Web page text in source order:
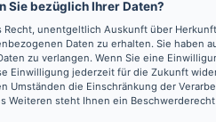
Sie bezüglich Ihrer Daten?
Recht, unentgeltlich Auskunft über
Daten zu erhalten. Sie haben
zu verlangen. Wenn Sie eine
Einwilligung jederzeit für die Zukunft
Umständen die Einschränkung der
Weiteren steht Ihnen ein